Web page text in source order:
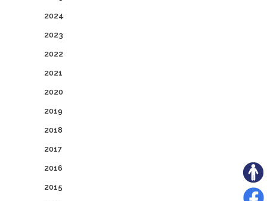
2024
2023
2022
2021
2020
2019
2018
2017
2016
2015